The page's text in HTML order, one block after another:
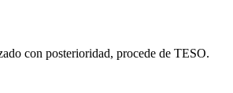
con posterioridad, procede de TESO.